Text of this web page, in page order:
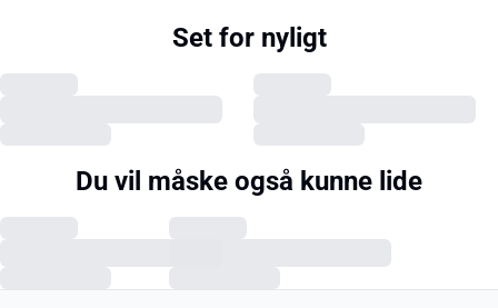
Set for nyligt
Du vil måske også kunne lide